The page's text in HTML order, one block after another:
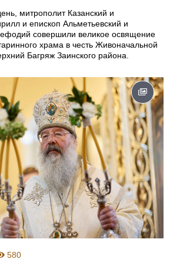
митрополит Казанский и
и епископ Альметьевский и
совершили великое освящение
храма в честь Живоначальной
Багряж Заинского района.
580